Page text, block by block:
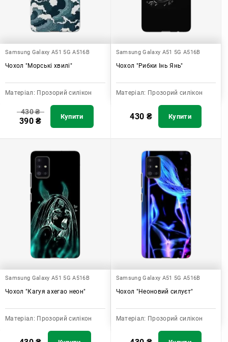
Samsung Galaxy A51 5G A516B
Чохол "Морські хвилі"
Матеріал: Прозорий силікон
430₴
390₴ Купити
Samsung Galaxy A51 5G A516B
Чохол "Рибки Інь Янь"
Матеріал: Прозорий силікон
430 ₴ Купити
Samsung Galaxy A51 5G A516B
Чохол "Кагуя ахегао неон"
Матеріал: Прозорий силікон
Samsung Galaxy A51 5G A516B
Чохол "Неоновий силуєт"
Матеріал: Прозорий силікон